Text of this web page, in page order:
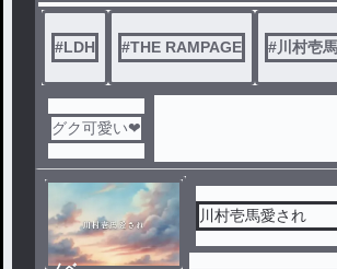
ル
#LDH #THE RAMPAGE #川村壱馬
グク可愛い❤
川村壱馬愛され